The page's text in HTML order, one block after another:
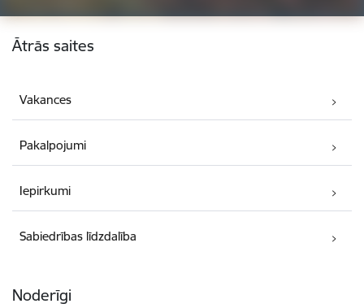
Kājene
Ātrās saites
Vakances
Pakalpojumi
Iepirkumi
Sabiedrības līdzdalība
Noderīgi